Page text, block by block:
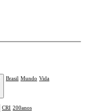
Brasil Mundo Vida
CRI 200anos